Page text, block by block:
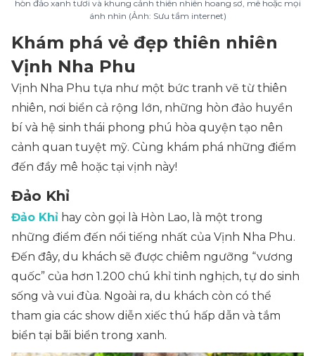
hòn đảo xanh tươi và khung cảnh thiên nhiên hoang sơ, mê hoặc mọi
ánh nhìn (Ảnh: Sưu tầm internet)
Khám phá vẻ đẹp thiên nhiên
Vịnh Nha Phu
Vịnh Nha Phu tựa như một bức tranh vẽ từ thiên
nhiên, nơi biển cả rộng lớn, những hòn đảo huyền
bí và hệ sinh thái phong phú hòa quyện tạo nên
cảnh quan tuyệt mỹ. Cùng khám phá những điểm
đến đầy mê hoặc tại vịnh này!
Đảo Khỉ
Đảo Khỉ hay còn gọi là Hòn Lao, là một trong
những điểm đến nổi tiếng nhất của Vịnh Nha Phu.
Đến đây, du khách sẽ được chiêm ngưỡng “vương
quốc” của hơn 1.200 chú khỉ tinh nghịch, tự do sinh
sống và vui đùa. Ngoài ra, du khách còn có thể
tham gia các show diễn xiếc thú hấp dẫn và tắm
biển tại bãi biển trong xanh.